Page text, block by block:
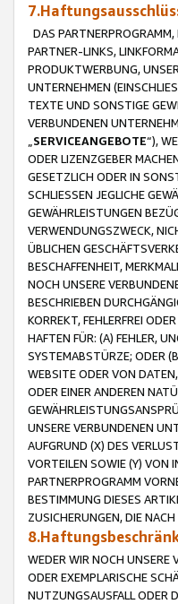
DAS
PARTNER-LINKS,
PRODUKTWERBUNG,
UNTERNEHMEN
TEXTE UND SONSTIGE
VERBUNDENEN
SERVICEANGEBOTE“),
ODER LIZENZGEBER
GESETZLICH ODER IN
SCHLIESSEN JEGLICHE
GEWÄHRLEISTUNGEN
VERWENDUNGSZWECK,
ÜBLICHEN
BESCHAFFENHEIT,
NOCH UNSERE
BESCHRIEBEN
KORREKT, FEHLERFREI
HAFTEN FÜR: (A) FEHLER,
SYSTEMABSTÜRZE; ODER
WEBSITE ODER VON
ODER EINER ANDEREN
UNSERE VERBUNDENEN
AUFGRUND (X) DES
VORTEILEN SOWIE (Y) VON
PARTNERPROGRAMM
BESTIMMUNG DIESES
ZUSICHERUNGEN, DIE
WEDER WIR NOCH UNSERE
ODER EXEMPLARISCHE
NUTZUNGSAUSFALL ODER